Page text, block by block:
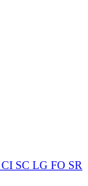
CI SC LG FO SR